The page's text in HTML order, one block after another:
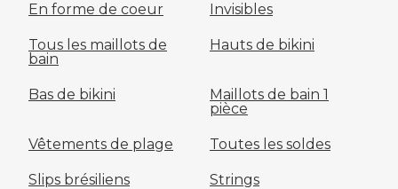
En forme de coeur Invisibles
Tous les maillots de
bain
Hauts de bikini
Bas de bikini
Maillots de bain 1
pièce
Vêtements de plage Toutes les soldes
Slips brésiliens Strings